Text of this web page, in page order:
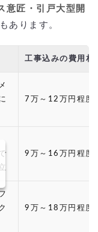
意匠・引戸大型開
あります。
工事込みの費用相
7万～12万円程度
9万～16万円程度
9万～18万円程度